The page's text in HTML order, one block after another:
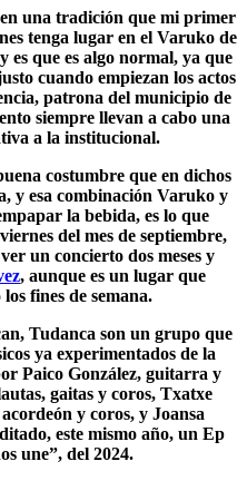
una tradición que mi primer
tenga lugar en el Varuko de
es que es algo normal, ya que
cuando empiezan los actos
, patrona del municipio de
siempre llevan a cabo una
a la institucional.
costumbre que en dichos
y esa combinación Varuko y
la bebida, es lo que
del mes de septiembre,
un concierto dos meses y
, aunque es un lugar que
fines de semana.
Tudanca son un grupo que
ya experimentados de la
Paico González, guitarra y
gaitas y coros, Txatxe
y coros, y Joansa
este mismo año, un Ep
une”, del 2024.